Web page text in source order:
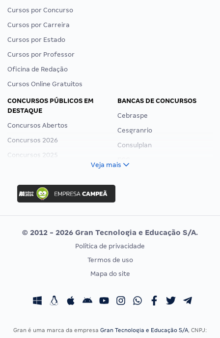
Cursos por Concurso
Cursos por Carreira
Cursos por Estado
Cursos por Professor
Oficina de Redação
Cursos Online Gratuitos
CONCURSOS PÚBLICOS EM
DESTAQUE
Concursos Abertos
Concursos 2026
Concursos 2025
Concurso Ibama
Concurso MPU
Editais publicados
BANCAS DE CONCURSOS
Cebraspe
Cesgranrio
Consulplan
Vunesp
CONCURSOS POR PROFISSÃO
Concursos Fiscais
EXAME DE ORDEM
Calendário OAB
Veja mais
© 2012 - 2026 Gran Tecnologia e Educação S/A.
Política de privacidade
Termos de uso
Mapa do site
Gran é uma marca da empresa Gran Tecnologia e Educação S/A, CNPJ: